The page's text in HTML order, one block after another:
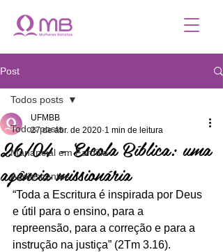
Post
Todos posts
Manancial em Família
Adolescentes
Todos posts
26/04 - Escola Bíblica: uma
agência missionária
UFMBB
27 de abr. de 2020 1 min de leitura
“Toda a Escritura é inspirada por Deus
e útil para o ensino, para a
repreensão, para a correção e para a
instrução na justiça” (2Tm 3.16).